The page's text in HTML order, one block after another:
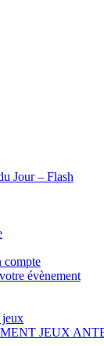
Jour – Flash
compte
évènement
jeux
JEUX